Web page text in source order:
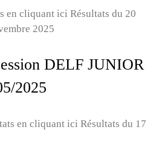
en cliquant ici Résultats du 20
2025
DELF JUNIOR
2025
en cliquant ici Résultats du 17